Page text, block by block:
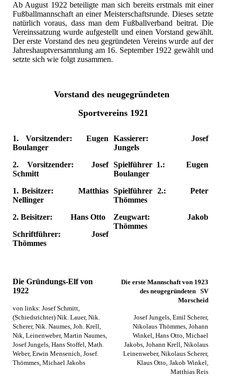
Ab August 1922 beteiligte man sich bereits erstmals mit einer
Fußballmannschaft an einer Meisterschaftsrunde. Dieses setzte
natürlich voraus, dass man dem Fußballverband beitrat. Die
Vereinssatzung wurde aufgestellt und einen Vorstand gewählt.
Der erste Vorstand des neu gegründeten Vereins wurde auf der
Jahreshauptversammlung am 16. September 1922 gewählt und
setzte sich wie folgt zusammen.
Vorstand des neugegründeten
Sportvereins 1921
1. Vorsitzender: Eugen
Boulanger
2. Vorsitzender: Josef
Schmitt
1. Beisitzer: Matthias
Nellinger
2. Beisitzer: Hans Otto
Schriftführer: Josef
Thömmes
Kassierer: Josef
Jungels
Spielführer 1.: Eugen
Boulanger
Spielführer 2.: Peter
Thömmes
Zeugwart: Jakob
Thömmes
Die Gründungs-Elf von
1922
von links: Josef Schmitt,
(Schiedsrichter) Nik. Lauer, Nik.
Scherer, Nik. Naumes, Joh. Krell,
Nik, Leinenweber, Martin Naumes,
Josef Jungels, Hans Stoffel, Math.
Weber, Erwin Mensenich, Josef.
Thömmes, Michael Jakobs
Die erste Mannschaft von 1923
des neugegründeten SV
Morscheid
Josef Jungels, Emil Scherer,
Nikolaus Thömmes, Johann
Winkel, Hans Otto, Michael
Jakobs, Johann Krell, Nikolaus
Leinenweber, Nikolaus Scherer,
Klaus Otto, Jakob Winkel,
Matthias Reis